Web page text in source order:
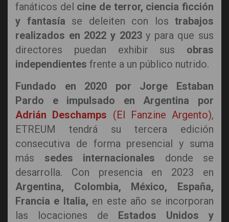
fanáticos del cine de terror, ciencia ficción
y fantasía se deleiten con los trabajos
realizados en 2022 y 2023y para que sus
directores puedan exhibir sus obras
independientes frente a un público nutrido.
Fundado en 2020 por Jorge Estaban
Pardo e impulsado en Argentina por
Adrián Deschamps (El Fanzine Argento),
ETREUM tendrá su tercera edición
consecutiva de forma presencial y suma
más sedes internacionales donde se
desarrolla. Con presencia en 2023 en
Argentina, Colombia, México, España,
Francia e Italia, en este año se incorporan
las locaciones de Estados Unidos y